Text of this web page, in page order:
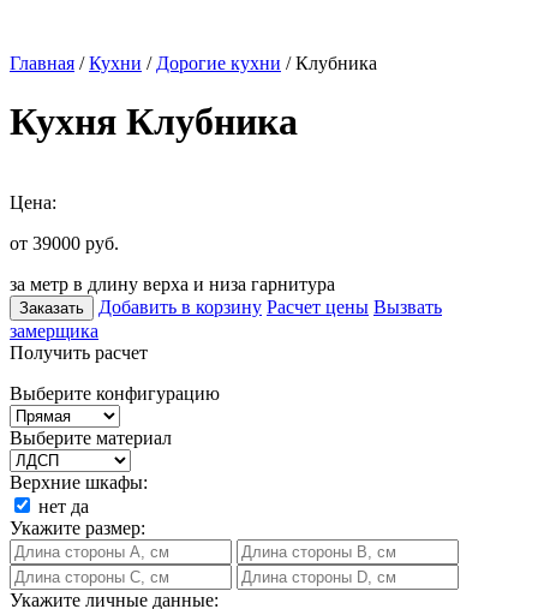
Главная /Кухни / Дорогие кухни / Клубника
Кухня Клубника
Цена:
от 39000 руб.
за метр в длину верха и низа гарнитура
Заказать Добавить в корзину Расчет цены Вызвать
замерщика
Получить расчет
Выберите конфигурацию
Выберите материал
Верхние шкафы:
нет да
Укажите размер:
Укажите личные данные: